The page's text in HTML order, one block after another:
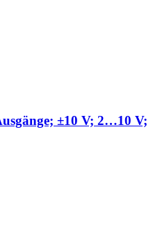
±10 V; 2…10 V;